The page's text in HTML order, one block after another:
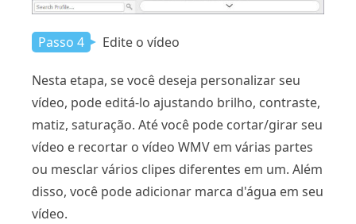
Passo 4 Edite o vídeo
Nesta etapa, se você deseja personalizar seu
vídeo, pode editá-lo ajustando brilho, contraste,
matiz, saturação. Até você pode cortar/girar seu
vídeo e recortar o vídeo WMV em várias partes
ou mesclar vários clipes diferentes em um. Além
disso, você pode adicionar marca d'água em seu
vídeo.